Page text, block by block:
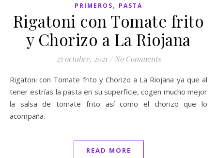
PRIMEROS, PASTA
Rigatoni con Tomate frito
y Chorizo a La Riojana
25 octubre, 2021 / No Comments
Rigatoni con Tomate frito y Chorizo a La Riojana ya que al
tener estrías la pasta en su superficie, cogen mucho mejor
la salsa de tomate frito así como el chorizo que lo
acompaña.
READ MORE